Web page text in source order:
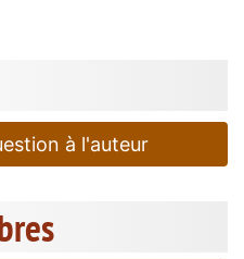
à l'auteur